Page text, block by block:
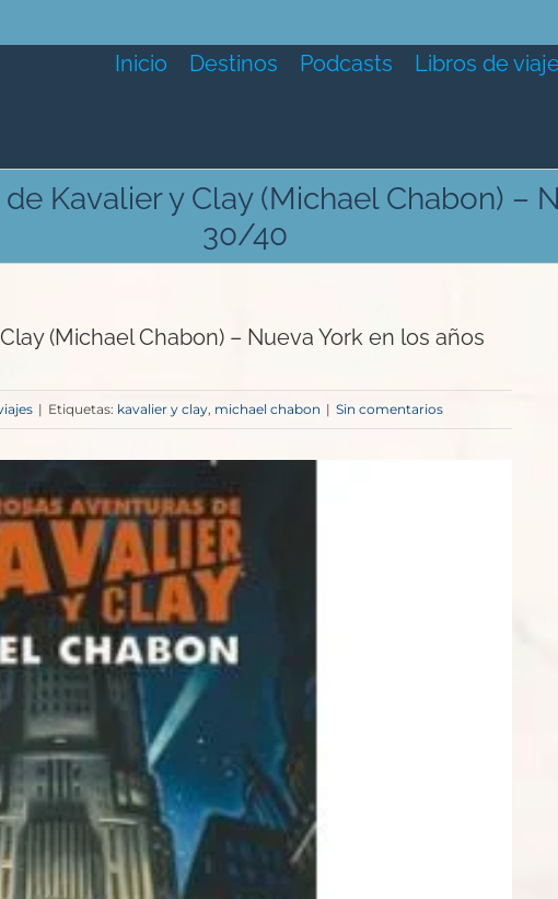
Inicio Destinos Podcasts Libros de
Kavalier y Clay (Michael Chabon) –
30/40
(Michael Chabon) – Nueva York en los años
| Etiquetas: kavalier y clay, michael chabon | Sin comentarios